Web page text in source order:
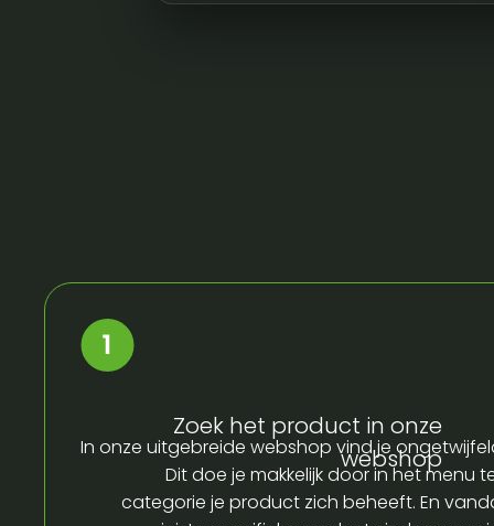
Zoek het product in onze
webshop
In onze uitgebreide webshop vind je
Dit doe je makkelijk door in het menu
categorie je product zich beheeft. En